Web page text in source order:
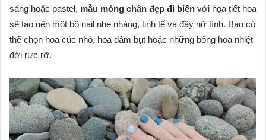
sáng hoặc pastel, mẫu móng chân đẹp đi biển với họa tiết hoa
sẽ tạo nên một bộ nail nhẹ nhàng, tinh tế và đầy nữ tính. Bạn có
thể chọn hoa cúc nhỏ, hoa dâm bụt hoặc những bông hoa nhiệt
đới rực rỡ.